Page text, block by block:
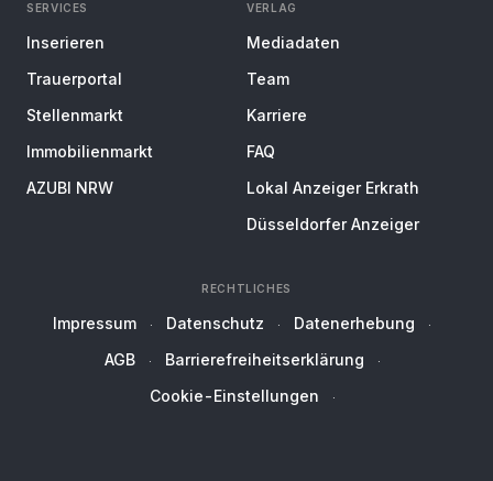
SERVICES
Inserieren
Trauerportal
Stellenmarkt
Immobilienmarkt
AZUBI NRW
VERLAG
Mediadaten
Team
Karriere
FAQ
Lokal Anzeiger Erkrath
Düsseldorfer Anzeiger
RECHTLICHES
Impressum Datenschutz
Datenerhebung
AGB
Barrierefreiheitserklärung
Cookie-Einstellungen